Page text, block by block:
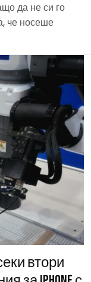
да не си го
че носеше
втори